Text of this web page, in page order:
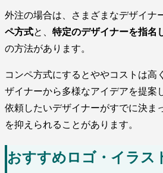
外注の場合は、さまざまなデザイナ
ペ方式と、 特定のデザイナーを指名
の方法があります。
コンペ方式にするとややコストは高
ザイナーから多様なアイデアを提案
依頼したいデザイナーがすでに決ま
を抑えられることがあります。
おすすめロゴ・イラス